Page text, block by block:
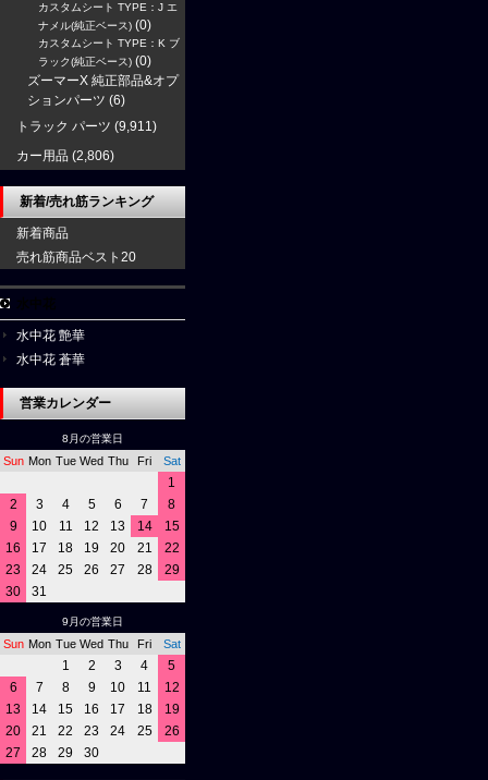
カスタムシート TYPE：J エ
ナメル(純正ベース) (0)
カスタムシート TYPE：K ブ
ラック(純正ベース) (0)
ズーマーX 純正部品&オプ
ションパーツ (6)
トラック パーツ (9,911)
カー用品 (2,806)
新着/売れ筋ランキング
新着商品
売れ筋商品ベスト20
水中花 艶華
水中花 蒼華
営業カレンダー
8月の営業日
Sun Mon Tue Wed Thu Fri Sat
1
2
3 4 5 6 7
8
9
10 11 12 13 14
15
16
17 18 19 20 21
22
23
24 25 26 27 28
29
30
31
9月の営業日
Sun Mon Tue Wed Thu Fri Sat
1 2 3 4
5
6
7 8 9 10 11
12
13
14 15 16 17 18
19
20
21 22 23 24 25
26
27
28 29 30